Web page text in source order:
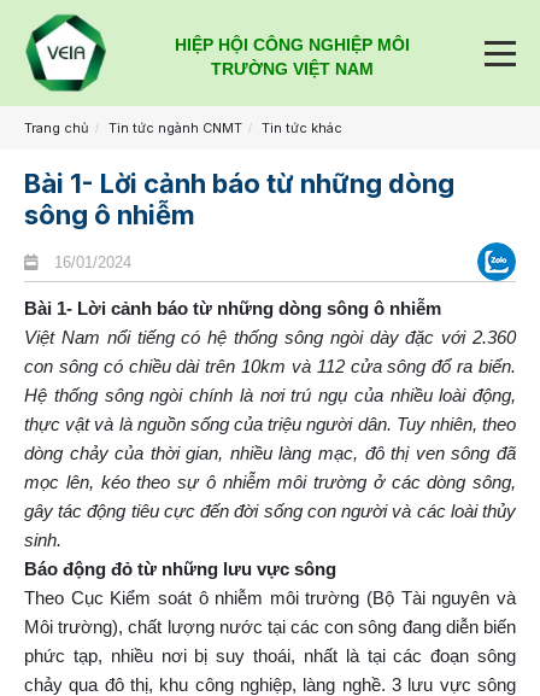
HIỆP HỘI CÔNG NGHIỆP MÔI
TRƯỜNG VIỆT NAM
Trang chủ Tin tức ngành CNMT Tin tức khác
Bài 1- Lời cảnh báo từ những dòng
sông ô nhiễm
16/01/2024
Bài 1- Lời cảnh báo từ những dòng sông ô nhiễm
Việt Nam nổi tiếng có hệ thống sông ngòi dày đặc với 2.360
con sông có chiều dài trên 10km và 112 cửa sông đổ ra biển.
Hệ thống sông ngòi chính là nơi trú ngụ của nhiều loài động,
thực vật và là nguồn sống của triệu người dân. Tuy nhiên, theo
dòng chảy của thời gian, nhiều làng mạc, đô thị ven sông đã
mọc lên, kéo theo sự ô nhiễm môi trường ở các dòng sông,
gây tác động tiêu cực đến đời sống con người và các loài thủy
sinh.
Báo động đỏ từ những lưu vực sông
Theo Cục Kiểm soát ô nhiễm môi trường (Bộ Tài nguyên và
Môi trường), chất lượng nước tại các con sông đang diễn biến
phức tạp, nhiều nơi bị suy thoái, nhất là tại các đoạn sông
chảy qua đô thị, khu công nghiệp, làng nghề. 3 lưu vực sông